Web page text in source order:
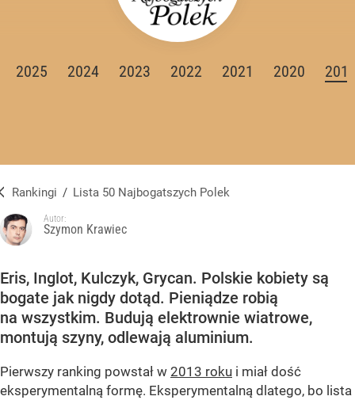
2025 2024 2023 2022 2021 2020
Rankingi / Lista 50 Najbogatszych Polek
Autor:
Szymon Krawiec
Lista 50 Najbogatszych Polek
Eris, Inglot, Kulczyk, Grycan. Polskie kobiety są
bogate jak nigdy dotąd. Pieniądze robią
na wszystkim. Budują elektrownie wiatrowe,
montują szyny, odlewają aluminium.
Pierwszy ranking powstał w 2013 roku i miał dość
eksperymentalną formę. Eksperymentalną dlatego, bo lista